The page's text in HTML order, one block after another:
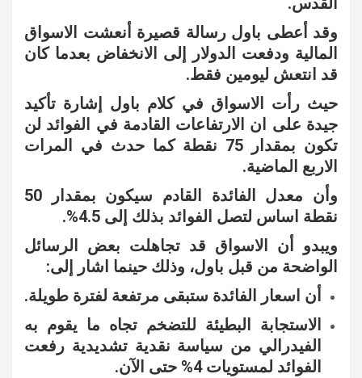
وقد أعطى باول رسالة قصيرة أنعشت الاسواق
المالية ودفعت الدولار إلى الانخفاض بعدما كان
قد انتعش ليومين فقط.
حيث رأت الاسواق في كلام باول إشارة تأكيد
جيدة على ان الارتفاعات القادمة في الفوائد لن
تكون بمقدار 75 نقطة كما حدث في المرات
الاربع الماضية.
وأن معدل الفائدة القادم سيكون بمقدار 50
نقطة اساس لتصل الفوائد بذلك إلى 4.5%.
ويبدو أن الاسواق قد تجاهلت بعض الرسائل
الواضحة من قبل باول، وذلك حينما اشار إلى:
أن اسعار الفائدة ستبقى مرتفعة لفترة طويلة.
الاستجابة البطيئة للتضخم تجاه ما يقوم به
الفيدرالي من سياسة نقدية تشديدية رفعت
الفوائد لمستويات 4% حتى الآن.